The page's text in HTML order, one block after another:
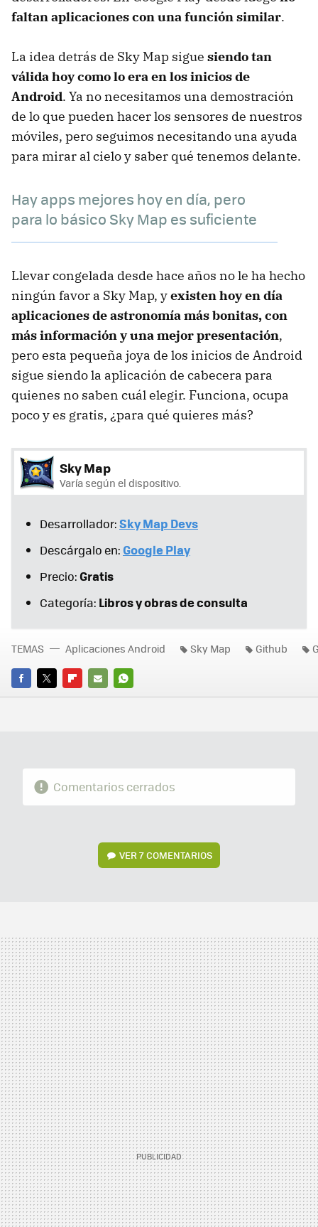
faltan aplicaciones con una función similar.
La idea detrás de Sky Map sigue siendo tan
válida hoy como lo era en los inicios de
Android. Ya no necesitamos una demostración
de lo que pueden hacer los sensores de nuestros
móviles, pero seguimos necesitando una ayuda
para mirar al cielo y saber qué tenemos delante.
Hay apps mejores hoy en día, pero
para lo básico Sky Map es suficiente
Llevar congelada desde hace años no le ha hecho
ningún favor a Sky Map, yexisten hoy en día
aplicaciones de astronomía más bonitas, con
más información y una mejor presentación,
pero esta pequeña joya de los inicios de Android
sigue siendo la aplicación de cabecera para
quienes no saben cuál elegir. Funciona, ocupa
poco y es gratis, ¿para qué quieres más?
Sky Map
Varía según el dispositivo.
Desarrollador:Sky Map Devs
Descárgalo en: Google Play
Precio:Gratis
Categoría: Libros y obras de consulta
FACEBOOK
TWITTERFLIPBOARD
E-
WHATSAPP
TEMAS Aplicaciones Android Sky Map Github
Comentarios cerrados
VER7 COMENTARIOS